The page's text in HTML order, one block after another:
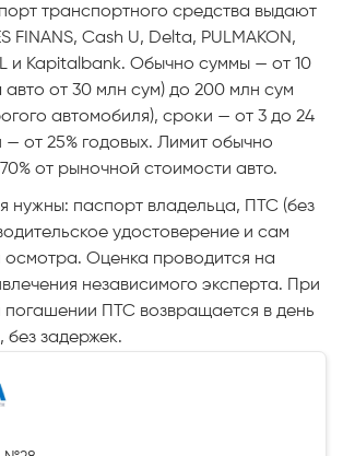
транспортного средства выдают
FINANS, Cash U, Delta, PULMAKON,
и Kapitalbank. Обычно суммы — от 10
авто от 30 млн сум) до 200 млн сум
автомобиля), сроки — от 3 до 24
— от 25% годовых. Лимит обычно
от рыночной стоимости авто.
нужны: паспорт владельца, ПТС (без
удостоверение и сам
осмотра. Оценка проводится на
независимого эксперта. При
ПТС возвращается в день
без задержек.